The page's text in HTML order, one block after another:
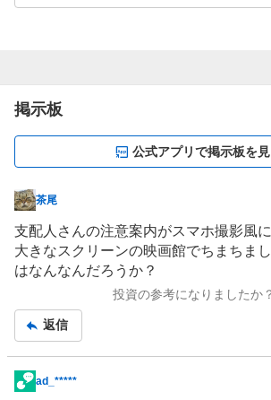
掲示板
公式アプリで掲示板を
掲
示
板
記
茶尾
支配人さんの注意案内がスマホ撮影風
大きなスクリーンの映画館でちまちま
はなんなんだろうか？
投資の参考になりましたか？
返信
掲
ad_*****